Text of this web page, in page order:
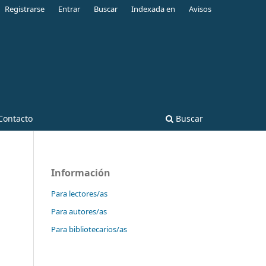
Buscar
Registrarse Entrar Buscar Indexada en Avisos
Información
Para lectores/as
Para autores/as
Para bibliotecarios/as